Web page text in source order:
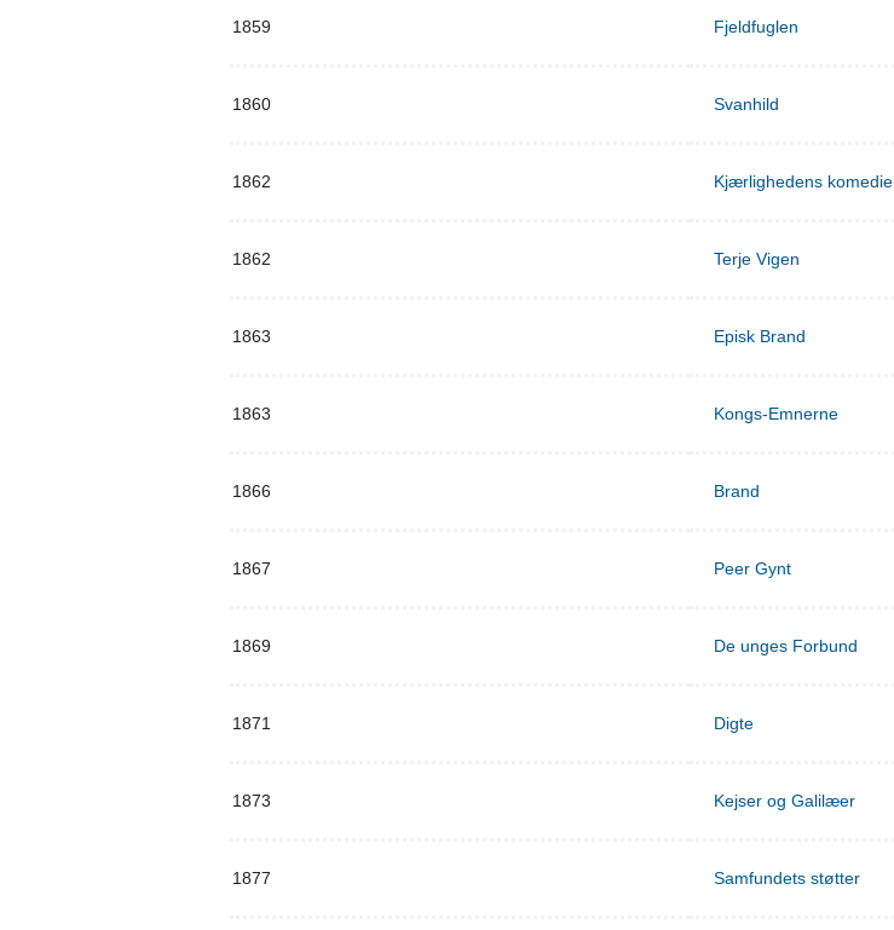
1859 Fjeldfuglen
1860 Svanhild
1862 Kjærlighedens komedie
1862 Terje Vigen
1863 Episk Brand
1863 Kongs-Emnerne
1866 Brand
1867 Peer Gynt
1869 De unges Forbund
1871 Digte
1873 Kejser og Galilæer
1877 Samfundets støtter